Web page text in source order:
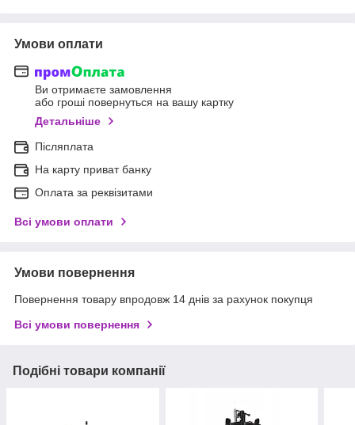
Умови оплати
Ви отримаєте замовлення
або гроші повернуться на вашу картку
Детальніше
Післяплата
На карту приват банку
Оплата за реквізитами
Всі умови оплати
Умови повернення
Повернення товару впродовж 14 днів за рахунок покупця
Всі умови повернення
Подібні товари компанії